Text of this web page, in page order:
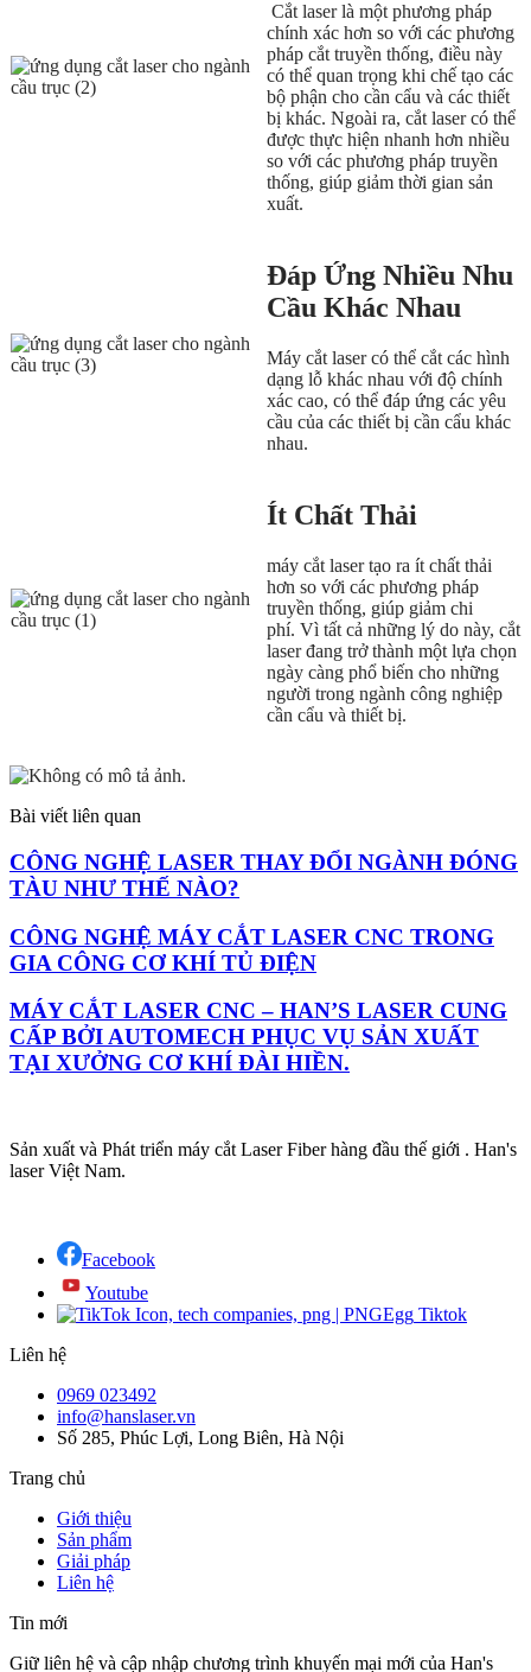
Cắt laser là một phương pháp
chính xác hơn so với các phương
pháp cắt truyền thống, điều này
có thể quan trọng khi chế tạo các
bộ phận cho cần cẩu và các thiết
bị khác. Ngoài ra, cắt laser có thể
được thực hiện nhanh hơn nhiều
so với các phương pháp truyền
thống, giúp giảm thời gian sản
xuất.
Đáp Ứng Nhiều Nhu
Cầu Khác Nhau
Máy cắt laser có thể cắt các hình
dạng lỗ khác nhau với độ chính
xác cao, có thể đáp ứng các yêu
cầu của các thiết bị cần cẩu khác
nhau.
Ít Chất Thải
máy cắt laser tạo ra ít chất thải
hơn so với các phương pháp
truyền thống, giúp giảm chi
phí. Vì tất cả những lý do này, cắt
laser đang trở thành một lựa chọn
ngày càng phổ biến cho những
người trong ngành công nghiệp
cần cẩu và thiết bị.
Bài viết liên quan
CÔNG NGHỆ LASER THAY ĐỔI NGÀNH ĐÓNG
TÀU NHƯ THẾ NÀO?
CÔNG NGHỆ MÁY CẮT LASER CNC TRONG
GIA CÔNG CƠ KHÍ TỦ ĐIỆN
MÁY CẮT LASER CNC – HAN’S LASER CUNG
CẤP BỞI AUTOMECH PHỤC VỤ SẢN XUẤT
TẠI XƯỞNG CƠ KHÍ ĐÀI HIỀN.
Sản xuất và Phát triển máy cắt Laser Fiber hàng đầu thế giới . Han's
laser Việt Nam.
Facebook
Youtube
Tiktok
Liên hệ
0969 023492
info@hanslaser.vn
Số 285, Phúc Lợi, Long Biên, Hà Nội
Trang chủ
Giới thiệu
Sản phẩm
Giải pháp
Liên hệ
Tin mới
Giữ liên hệ và cập nhập chương trình khuyến mại mới của Han's